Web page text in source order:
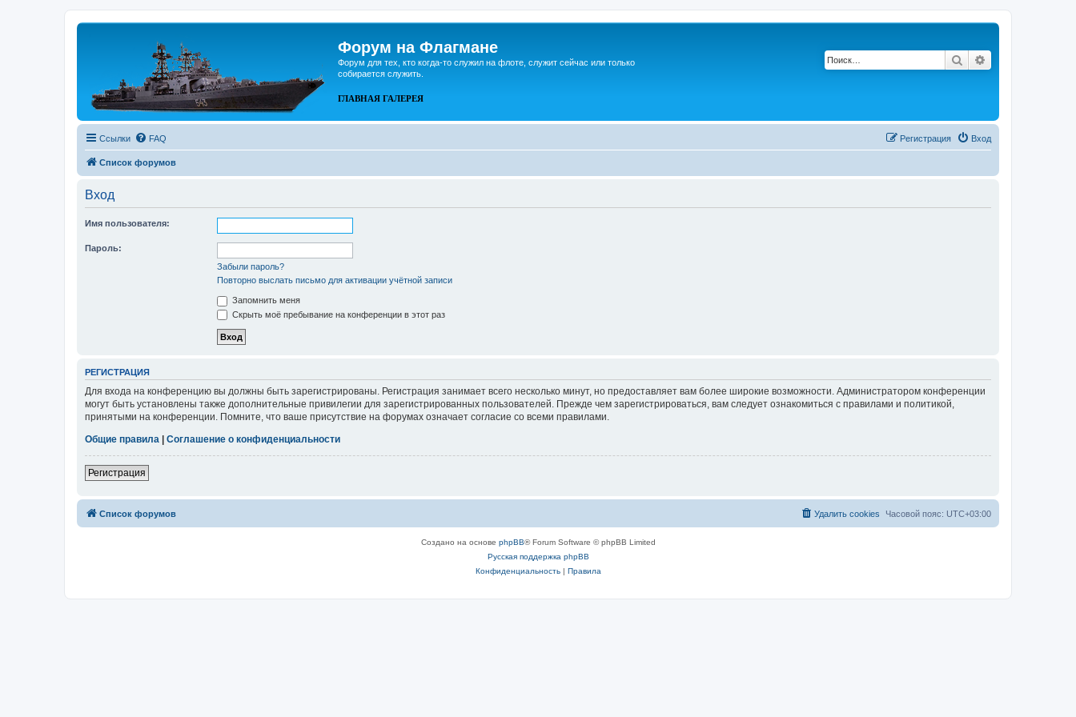
Форум на Флагмане
Форум для тех, кто когда-то служил на флоте, служит сейчас или только
собирается служить.
ГЛАВНАЯ ГАЛЕРЕЯ
Поиск
Ссылки FAQ Вход
Регистрация
Список форумов
Вход
Имя пользователя:
Пароль:
Забыли пароль?
Повторно выслать письмо для активации учётной записи
Запомнить меня
Скрыть моё пребывание на конференции в этот раз
РЕГИСТРАЦИЯ
Для входа на конференцию вы должны быть зарегистрированы. Регистрация занимает всего несколько минут, но предоставляет вам более широкие возможности. Администратором конференции
могут быть установлены также дополнительные привилегии для зарегистрированных пользователей. Прежде чем зарегистрироваться, вам следует ознакомиться с правилами и политикой,
принятыми на конференции. Помните, что ваше присутствие на форумах означает согласие со всеми правилами.
Общие правила | Соглашение о конфиденциальности
Регистрация
Список форумов Часовой пояс: UTC+03:00
Удалить cookies
Создано на основе phpBB® Forum Software © phpBB Limited
Русская поддержка phpBB
Конфиденциальность| Правила